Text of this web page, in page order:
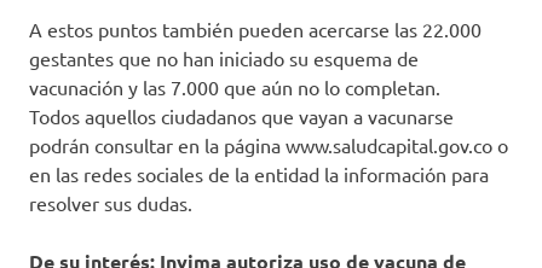
A estos puntos también pueden acercarse las 22.000
gestantes que no han iniciado su esquema de
vacunación y las 7.000 que aún no lo completan.
Todos aquellos ciudadanos que vayan a vacunarse
podrán consultar en la página www.saludcapital.gov.co o
en las redes sociales de la entidad la información para
resolver sus dudas.
De su interés: Invima autoriza uso de vacuna de